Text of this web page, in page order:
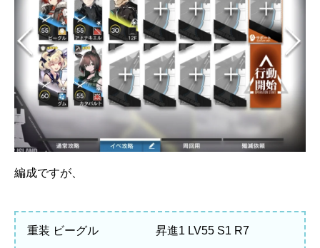
編成ですが、
重装 ビーグル 昇進1 LV55 S1 R7